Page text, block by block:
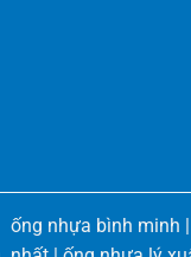
ống nhựa bình minh |